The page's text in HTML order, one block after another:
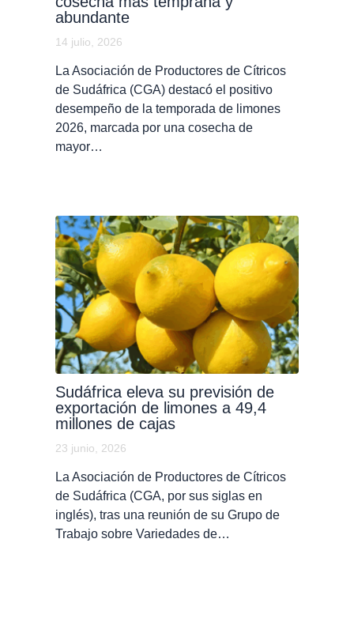
abundante
14 julio, 2026
La Asociación de Productores de Cítricos
de Sudáfrica (CGA) destacó el positivo
desempeño de la temporada de limones
2026, marcada por una cosecha de
mayor…
Sudáfrica eleva su previsión de
exportación de limones a 49,4
millones de cajas
23 junio, 2026
La Asociación de Productores de Cítricos
de Sudáfrica (CGA, por sus siglas en
inglés), tras una reunión de su Grupo de
Trabajo sobre Variedades de…